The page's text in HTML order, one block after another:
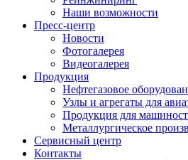
Наши возможности
Пресс-центр
Новости
Фотогалерея
Видеогалерея
Продукция
Нефтегазовое
Узлы и агрегаты для
Продукция для
Металлургическое
Сервисный центр
Контакты